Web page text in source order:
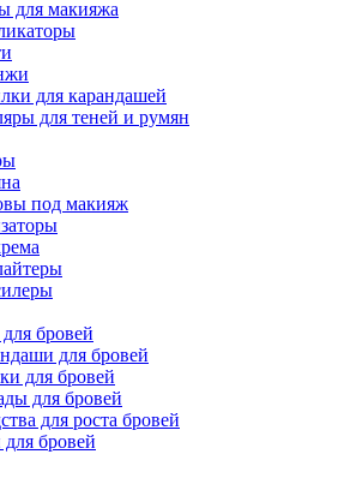
для макияжа
для карандашей
для теней и румян
под макияж
бровей
для бровей
для бровей
для бровей
для роста бровей
бровей